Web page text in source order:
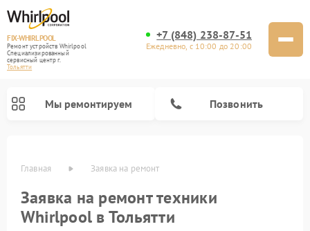
FIX-WHIRLPOOL
Ремонт устройств Whirlpool
Специализированный
cервисный центр г.
Тольятти
+7 (848) 238-87-51
Ежедневно, с 10:00 до 20:00
Мы ремонтируем Позвонить
Главная Заявка на ремонт
Заявка на ремонт техники
Whirlpool в Тольятти